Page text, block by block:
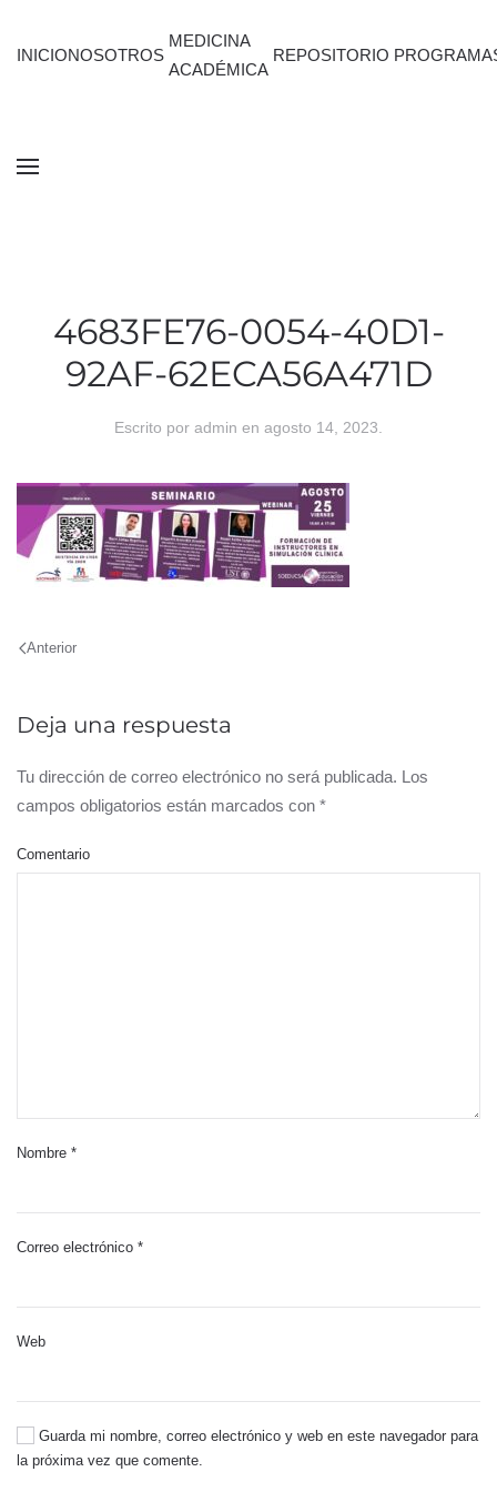
INICIONOSOTROS
MEDICINA
ACADÉMICA
REPOSITORIO
4683FE76-0054-40D1-
92AF-62ECA56A471D
Escrito por admin en agosto 14, 2023
Anterior
Deja una respuesta
Tu dirección de correo electrónico no será publicada. Los
campos obligatorios están marcados con *
Comentario
Nombre *
Correo electrónico *
Web
Guarda mi nombre, correo electrónico y web en este navegador para
la próxima vez que comente.